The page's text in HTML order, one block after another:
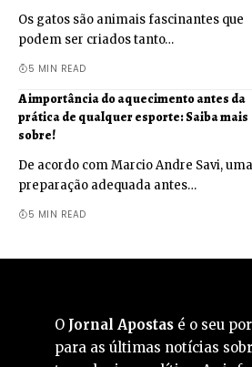
Os gatos são animais fascinantes que
podem ser criados tanto…
5 MIN READ
A importância do aquecimento antes da
prática de qualquer esporte: Saiba mais
sobre!
De acordo com Marcio Andre Savi, uma
preparação adequada antes…
5 MIN READ
O Jornal Apostas é o seu
para as últimas notícias